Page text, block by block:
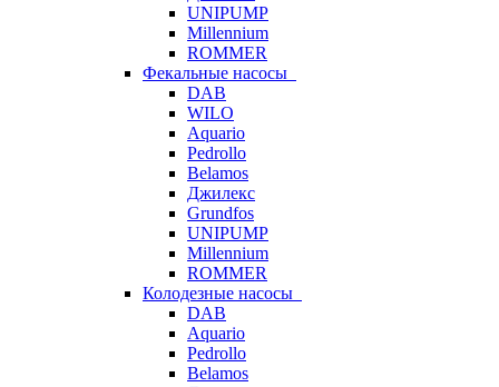
UNIPUMP
Millennium
ROMMER
Фекальные насосы
DAB
WILO
Aquario
Pedrollo
Belamos
Джилекс
Grundfos
UNIPUMP
Millennium
ROMMER
Колодезные насосы
DAB
Aquario
Pedrollo
Belamos